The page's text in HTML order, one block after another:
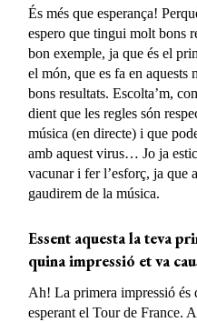
És més que esperança!
espero que tingui molt bons
bon exemple, ja que és el
el món, que es fa en aquests
bons resultats. Escolta’m,
dient que les regles són
música (en directe) i que
amb aquest virus… Jo ja
vacunar i fer l’esforç, ja que
gaudirem de la música.
Essent aquesta la teva
quina impressió et va
Ah! La primera impressió és
esperant el Tour de France.